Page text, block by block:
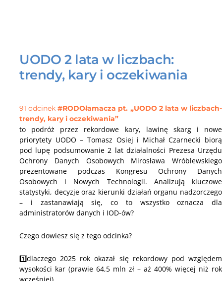
UODO 2 lata w liczbach:
trendy, kary i oczekiwania
91 odcinek #RODOłamacza pt. „UODO 2 lata w liczbach-
trendy, kary i oczekiwania”
to podróż przez rekordowe kary, lawinę skarg i nowe
priorytety UODO – Tomasz Osiej i Michał Czarnecki biorą
pod lupę podsumowanie 2 lat działalności Prezesa Urzędu
Ochrony Danych Osobowych Mirosława Wróblewskiego
prezentowane podczas Kongresu Ochrony Danych
Osobowych i Nowych Technologii. Analizują kluczowe
statystyki, decyzje oraz kierunki działań organu nadzorczego
– i zastanawiają się, co to wszystko oznacza dla
administratorów danych i IOD-ów?
Czego dowiesz się z tego odcinka?
1️⃣dlaczego 2025 rok okazał się rekordowy pod względem
wysokości kar (prawie 64,5 mln zł – aż 400% więcej niż rok
wcześniej),